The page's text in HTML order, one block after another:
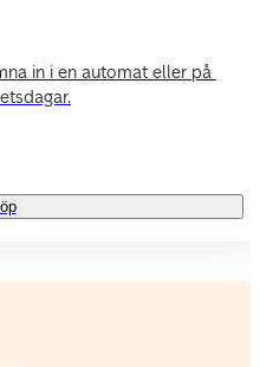
in i en automat eller på